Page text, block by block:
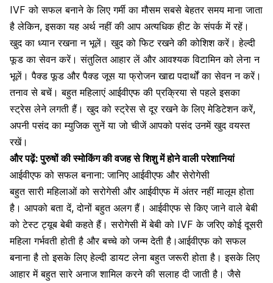
IVF को सफल बनाने के लिए गर्मी का मौसम सबसे बेहतर समय माना जाता
है लेकिन, इसका यह अर्थ नहीं की आप अत्यधिक हीट के संपर्क में रहें।
खुद का ध्यान रखना न भूलें। खुद को फिट रखने की कोशिश करें। हेल्दी
फूड का सेवन करें। संतुलित आहार लें और आवश्यक विटामिन को लेना न
भूलें। पैक्ड फूड और पैक्ड जूस या फ्रोजन खाद्य पदार्थों का सेवन न करें।
तनाव से बचें । बहुत महिलाएं आईवीएफ की प्रक्रिया से पहले इसका
स्ट्रेस लेने लगती हैं। खुद को स्ट्रेस से दूर रखने के लिए मेडिटेशन करें,
अपनी पसंद का म्युजिक सुनें या जो चीजें आपको पसंद उनमें खुद वयस्त
रखें।
और पढ़ें:पुरुषों की स्मोकिंग की वजह से शिशु में होने वाली परेशानियां
आईवीएफ को सफल बनाना: जानिए आईवीएफ और सेरोगेसी
बहुत सारी महिलाओं को सरोगेसी और आईवीएफ में अंतर नहीं मालूम होता
है। आपको बता दें, दोनों बहुत अलग हैं। आईवीएफ से किए जाने वाले बेबी
को टेस्ट ट्यूब बेबी कहते हैं। सरोगेसी में बेबी को IVF के जरिए कोई दूसरी
महिला गर्भवती होती है और बच्चे को जन्म देती है।आईवीएफ को सफल
बनाना है तो इसके लिए हेल्दी डायट लेना बहुत जरूरी होता है। इसके लिए
आहार में बहुत सारे अनाज शामिल करने की सलाह दी जाती है। जैसे